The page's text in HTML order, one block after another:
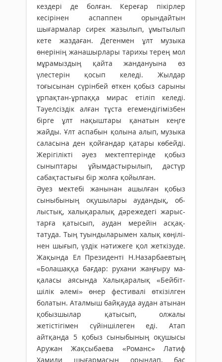
кездері де болған. Кереғар пікірлер
кесірінен аспаппен орындайтын
шығармалар сирек жазылып, ұмытылып
кете жаздаған. Дегенмен ұлт музыка
өнерінің жанашырлары тарихы терең мол
мұрамыздың қайта жандануына өз
үлестерін қосып келеді. Жылдар
тоғысынан сүрінбей өткен қобыз сарыны
ұрпақтан-ұрпаққа мирас етіліп келеді.
Тәуелсіздік алған тұста егемендігімізбен
бірге ұлт нақыштары қанатын кеңге
жайды. Ұлт аспабын қолына алып, музыка
саласына ден қойғандар қатары көбейді.
Жерігілікті әуез мектептерінде қобыз
сыныптары ұйымдастырылып, дәстүр
сабақ­тастығы бір жолға қойылған.
Әуез мектебі жанынан ашылған қо­быз
сыныбының оқушылары аудандық, об­
лыстық, халықаралық дәрежедегі жа­рыс­
тарға қатысып, аудан мерейін асқақ­
татуда. Тың туындыларымен халық көңілі­
нен шығып, үздік нәтижеге қол жеткізуде.
Жақында Ел Президенті Н.Назарбаевтың
«Болашаққа бағдар: рухани жаңғыру ма­
қаласы аясында Халықаралық «Бейбіт­
шілік әлемі» өнер фестивалі өткізілген
болатын. Аталмыш байқауда аудан атынан
қобызшылар қатысып, олжалы
жетістігімен сүйіншілеген еді. Атап
айтқанда 5 қобыз сыныбының оқушысы
Аружан Жақсыбаева «Романс» Латиф
Хамиди шығармасын орындап, бас